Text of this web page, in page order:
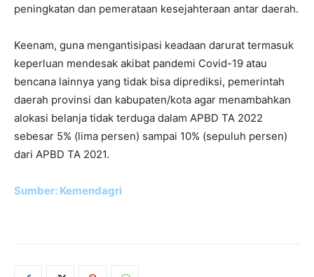
peningkatan dan pemerataan kesejahteraan antar daerah.
Keenam, guna mengantisipasi keadaan darurat termasuk
keperluan mendesak akibat pandemi Covid-19 atau
bencana lainnya yang tidak bisa diprediksi, pemerintah
daerah provinsi dan kabupaten/kota agar menambahkan
alokasi belanja tidak terduga dalam APBD TA 2022
sebesar 5% (lima persen) sampai 10% (sepuluh persen)
dari APBD TA 2021.
Sumber: Kemendagri